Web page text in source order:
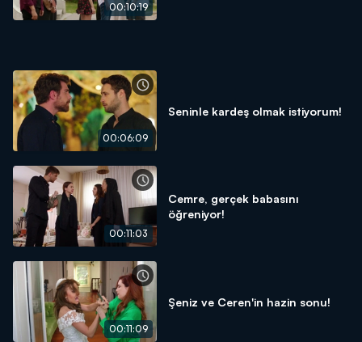
00:10:19
00:06:09
Seninle kardeş olmak istiyorum!
00:11:03
Cemre, gerçek babasını
öğreniyor!
00:11:09
Şeniz ve Ceren'in hazin sonu!